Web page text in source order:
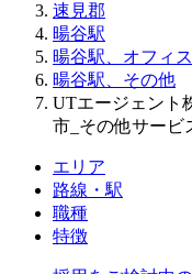
速見郡
暘谷駅
暘谷駅、オフィ
暘谷駅、その他
UTエージェント
市_その他サービ
エリア
路線・駅
職種
特徴